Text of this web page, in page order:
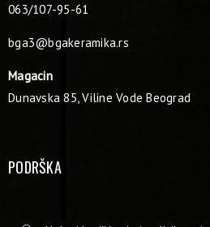
063/107-95-61
bga3@bgakeramika.rs
Magacin
Dunavska 85, Viline Vode Beograd
PODRŠKA